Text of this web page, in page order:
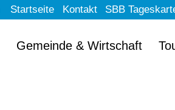
Startseite Kontakt SBB
Gemeinde & Wirtschaft